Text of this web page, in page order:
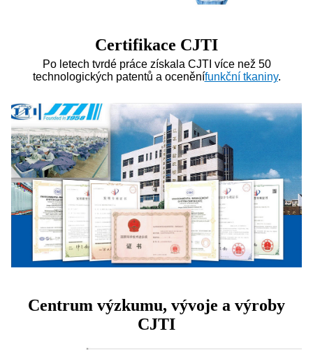
Certifikace CJTI
Po letech tvrdé práce získala CJTI více než 50
technologických patentů a oceněnífunkční tkaniny.
Centrum výzkumu, vývoje a výroby
CJTI